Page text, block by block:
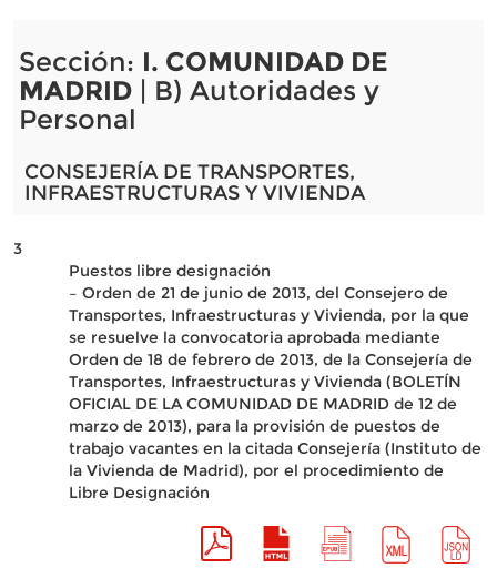
Sección: I. COMUNIDAD DE
MADRID| B) Autoridades y
Personal
CONSEJERÍA DE TRANSPORTES,
INFRAESTRUCTURAS Y VIVIENDA
3
Puestos libre designación
– Orden de 21 de junio de 2013, del Consejero de
Transportes, Infraestructuras y Vivienda, por la que
se resuelve la convocatoria aprobada mediante
Orden de 18 de febrero de 2013, de la Consejería de
Transportes, Infraestructuras y Vivienda (BOLETÍN
OFICIAL DE LA COMUNIDAD DE MADRID de 12 de
marzo de 2013), para la provisión de puestos de
trabajo vacantes en la citada Consejería (Instituto de
la Vivienda de Madrid), por el procedimiento de
Libre Designación